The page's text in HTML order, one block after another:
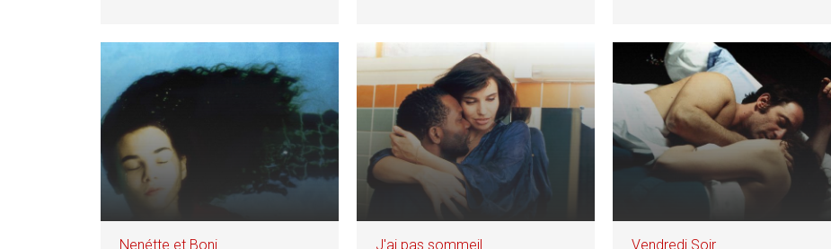
Nenétte et Boni J'ai pas sommeil Vendredi Soir